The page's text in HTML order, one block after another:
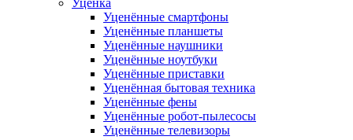
Уценка
Уценённые смартфоны
Уценённые планшеты
Уценённые наушники
Уценённые ноутбуки
Уценённые приставки
Уценённая бытовая техника
Уценённые фены
Уценённые робот-пылесосы
Уценённые телевизоры